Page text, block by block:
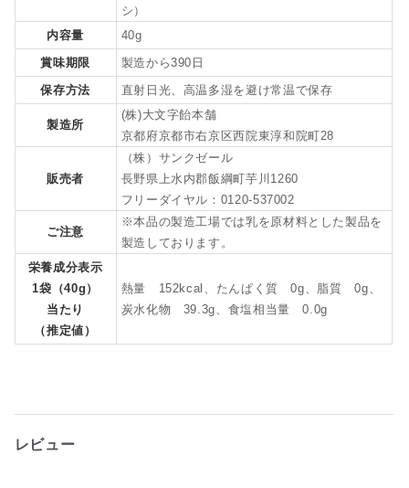
シ）
内容量
40g
賞味期限
製造から390日
保存方法
直射日光、高温多湿を避け常温で保存
製造所
(株)大文字飴本舗
京都府京都市右京区西院東淳和院町28
販売者
（株）サンクゼール
長野県上水内郡飯綱町芋川1260
フリーダイヤル：0120-537002
ご注意
※本品の製造工場では乳を原材料とした製品を
製造しております。
栄養成分表示
1袋（40g）
当たり
（推定値）
熱量 152kcal、たんぱく質 0g、脂質 0g、
炭水化物 39.3g、食塩相当量 0.0g
レビュー